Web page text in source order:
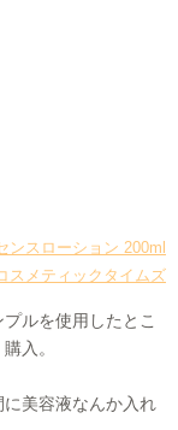
ンスローション 200ml
スメティックタイムズ
ルを使用したとこ
入。
美容液なんか入れ